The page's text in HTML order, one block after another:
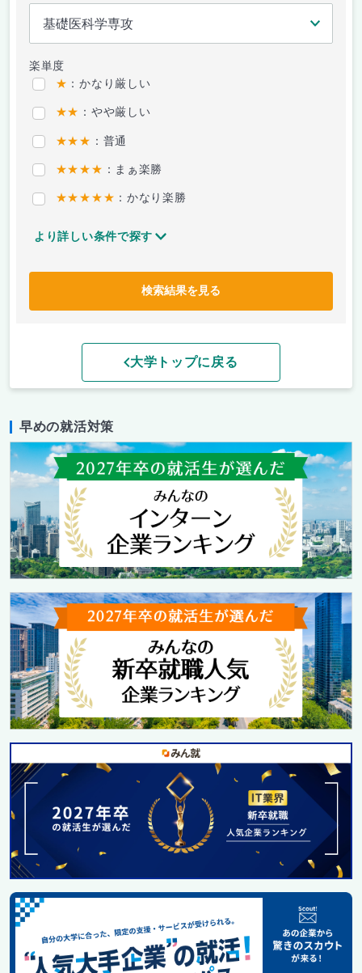
楽単度
★ ：かなり厳しい
★★ ：やや厳しい
★★★ ：普通
★★★★ ：まぁ楽勝
★★★★★ ：かなり楽勝
より詳しい条件で探す
検索結果を見る
大学トップに戻る
早めの就活対策